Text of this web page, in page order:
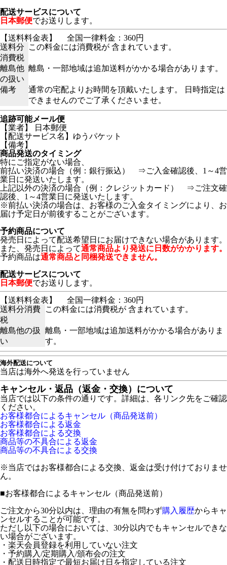
配送サービスについて
日本郵便でお送りします。
【送料料金表】
全国一律料金：360円
送料分
消費税
この料金には消費税が 含まれています。
離島他
の扱い
離島・一部地域は追加送料がかかる場合があります。
備考
通常の宅配よりお時間を頂戴いたします。 日時指定は
できませんのでご了承くださいませ。
追跡可能メール便
【業者】 日本郵便
【配送サービス名】ゆうパケット
【備考】
商品発送のタイミング
特にご指定がない場合、
前払い決済の場合（例：銀行振込） ⇒ご入金確認後、1～4営
業日に発送いたします。
上記以外の決済の場合（例：クレジットカード） ⇒ご注文確
認後、1～4営業日に発送いたします。
※前払い決済の場合は、お客様のご入金タイミングにより、お
届け予定日が前後することがございます。
予約商品について
発売日によって配送希望日にお届けできない場合があります。
また、発売日によって通常商品より発送に日数がかかります。
予約商品は通常商品と同梱発送できません。
配送サービスについて
日本郵便でお送りします。
【送料料金表】
全国一律料金：360円
送料分消費
税
この料金には消費税が 含まれています。
離島他の扱
い
離島・一部地域は追加送料がかかる場合がありま
す。
海外配送について
当店は海外へ発送を行っていません
キャンセル・返品（返金・交換）について
当店では以下の条件の通りです。詳細は、各リンク先をご確認
ください。
お客様都合によるキャンセル（商品発送前）
お客様都合による返金
お客様都合による交換
商品等の不具合による返金
商品等の不具合による交換
※当店ではお客様都合による交換、返金は受け付けておりませ
ん。
■お客様都合によるキャンセル（商品発送前）
ご注文から30分以内は、理由の有無を問わず購入履歴からキャ
ンセルすることが可能です。
ただし以下の場合においては、30分以内でもキャンセルできな
い場合がございます。
・楽天会員登録を利用していない注文
・予約購入/定期購入/頒布会の注文
・配送日時指定で最短お届け日を指定している注文